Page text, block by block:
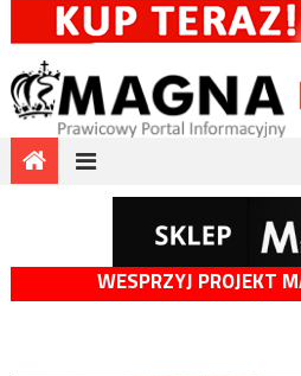
WESPRZYJ PROJEKT